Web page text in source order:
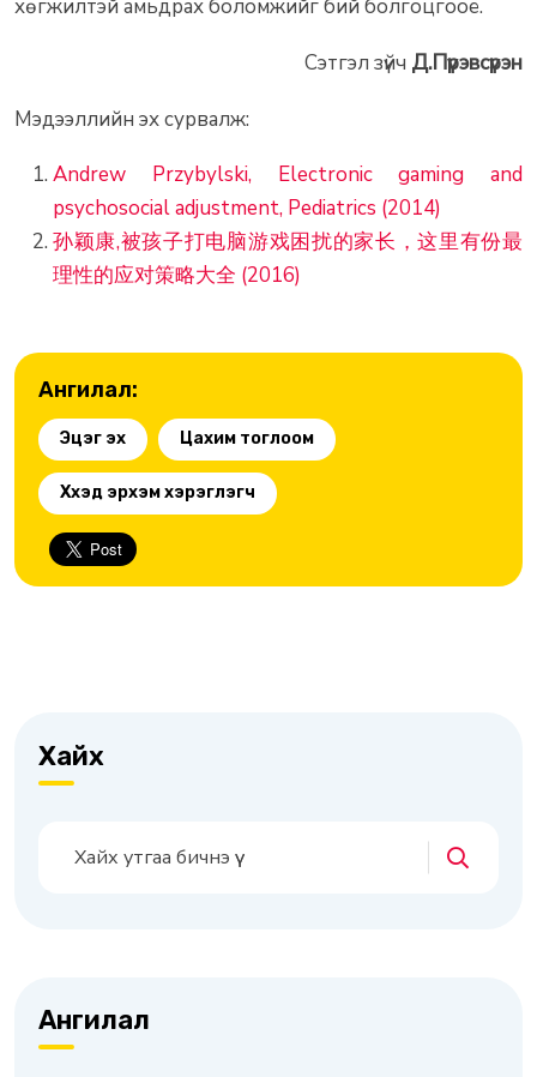
хөгжилтэй амьдрах боломжийг бий болгоцгооё.
Сэтгэл зүйч Д.Пүрэвсүрэн
Мэдээллийн эх сурвалж:
Andrew Przybylski, Electronic gaming and
psychosocial adjustment, Pediatrics (2014)
孙颖康,被孩子打电脑游戏困扰的家长，这里有份最
理性的应对策略大全 (2016)
Ангилал:
Эцэг эх Цахим тоглоом
Хүүхэд эрхэм хэрэглэгч
Хайх
Ангилал